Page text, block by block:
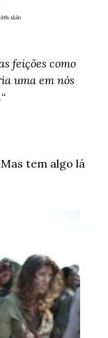
feições como
uma em nós
“
Mas tem algo lá